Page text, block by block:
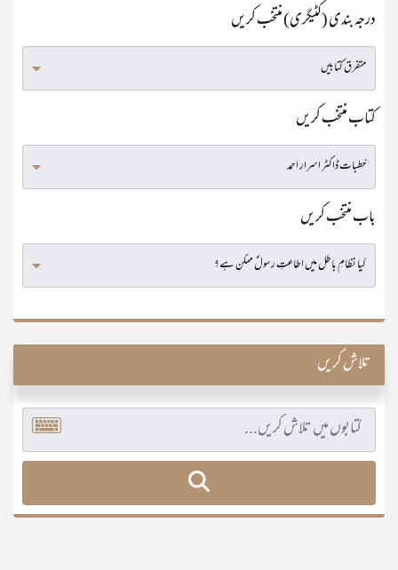
درجہ بندی (کٹیگری) منتخب کریں
کتاب منتخب کریں
باب منتخب کریں
تلاش کریں